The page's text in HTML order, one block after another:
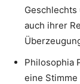
auch ihrer
Philosophia
eine